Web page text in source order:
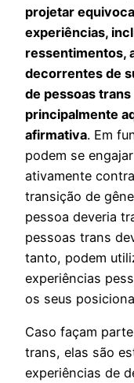
projetar
experiências,
ressentimentos,
decorrentes de
de pessoas
principalmente
afirmativa. Em
podem se
ativamente
transição de
pessoa deveria
pessoas trans
tanto, podem
experiências
os seus
Caso façam
trans, elas são
experiências de